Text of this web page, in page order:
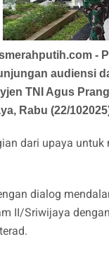
-
audiensi
TNI Agus
Rabu (22/
dari upaya
dialog
II/Sriwijaya